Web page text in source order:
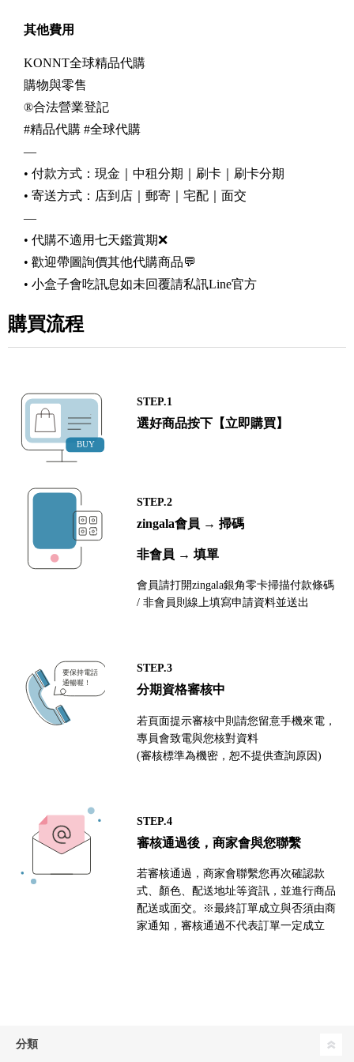
其他費用
KONNT全球精品代購
購物與零售
®️合法營業登記
#精品代購 #全球代購
—
• 付款方式：現金｜中租分期｜刷卡｜刷卡分期
• 寄送方式：店到店｜郵寄｜宅配｜面交
—
• 代購不適用七天鑑賞期❌
• 歡迎帶圖詢價其他代購商品💬
• 小盒子會吃訊息如未回覆請私訊Line官方
購買流程
STEP.1
選好商品按下【立即購買】
STEP.2
zingala會員 → 掃碼
非會員 → 填單
會員請打開zingala銀角零卡掃描付款條碼
/ 非會員則線上填寫申請資料並送出
STEP.3
分期資格審核中
若頁面提示審核中則請您留意手機來電，
專員會致電與您核對資料
(審核標準為機密，恕不提供查詢原因)
STEP.4
審核通過後，商家會與您聯繫
若審核通過，商家會聯繫您再次確認款
式、顏色、配送地址等資訊，並進行商品
配送或面交。※最終訂單成立與否須由商
家通知，審核通過不代表訂單一定成立
分類